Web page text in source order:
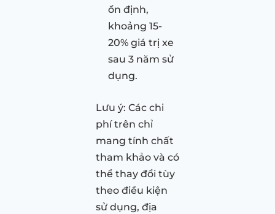
ổn định,
khoảng 15-
20% giá trị xe
sau 3 năm sử
dụng.
Lưu ý: Các chi
phí trên chỉ
mang tính chất
tham khảo và có
thể thay đổi tùy
theo điều kiện
sử dụng, địa